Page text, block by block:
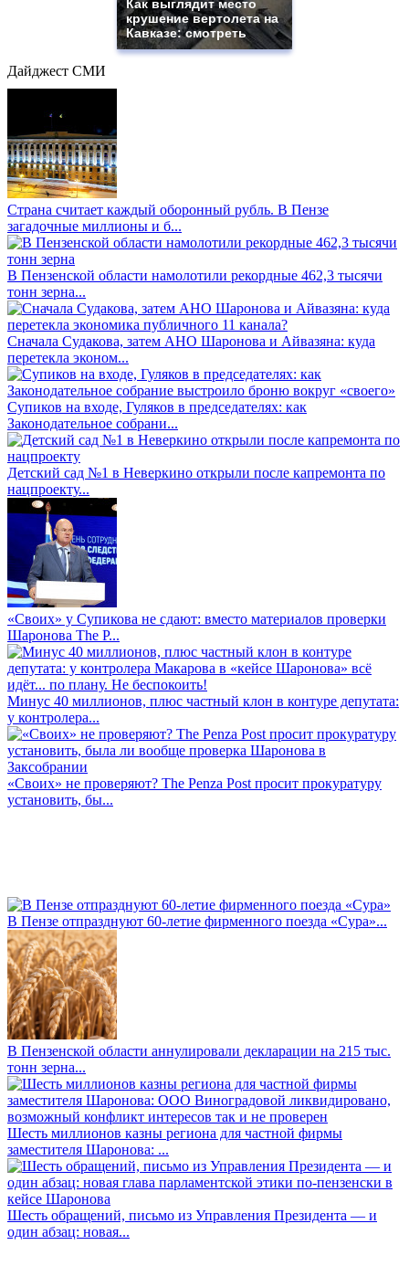
Как выглядит место
крушение вертолета на
Кавказе: смотреть
Дайджест СМИ
Страна считает каждый оборонный рубль. В Пензе
загадочные миллионы и б...
В Пензенской области намолотили рекордные 462,3 тысячи
тонн зерна...
Сначала Судакова, затем АНО Шаронова и Айвазяна: куда
перетекла эконом...
Супиков на входе, Гуляков в председателях: как
Законодательное собрани...
Детский сад №1 в Неверкино открыли после капремонта по
нацпроекту...
«Своих» у Супикова не сдают: вместо материалов проверки
Шаронова The P...
Минус 40 миллионов, плюс частный клон в контуре депутата:
у контролера...
«Своих» не проверяют? The Penza Post просит прокуратуру
установить, бы...
В Пензе отпразднуют 60-летие фирменного поезда «Сура»...
В Пензенской области аннулировали декларации на 215 тыс.
тонн зерна...
Шесть миллионов казны региона для частной фирмы
заместителя Шаронова: ...
Шесть обращений, письмо из Управления Президента — и
один абзац: новая...